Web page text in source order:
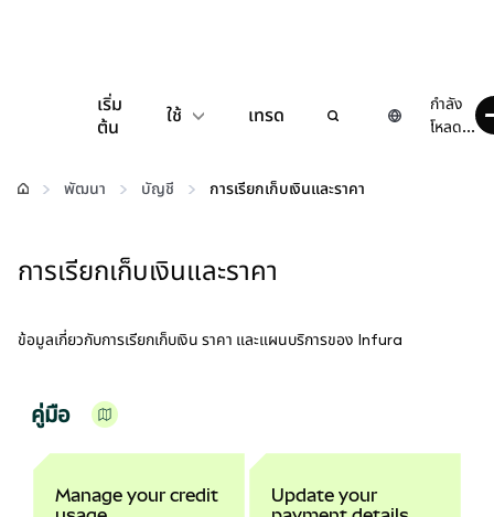
เริ่ม
ต้น
ใช้
กำหนดค่า
เทรด
กำลัง
โหลด...
พัฒนา บัญชี การเรียกเก็บเงินและราคา
การเรียกเก็บเงินและราคา
ข้อมูลเกี่ยวกับการเรียกเก็บเงิน ราคา และแผนบริการของ Infura
คู่มือ
Manage your credit
Update your